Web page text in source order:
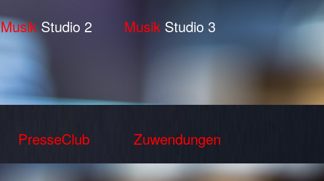
Musik Studio 2 MusikStudio 3
PresseClub Zuwendungen